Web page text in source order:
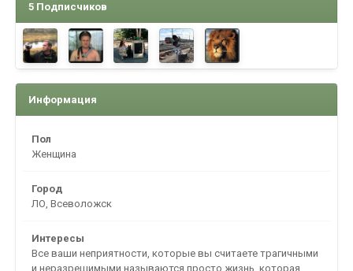
5 Подписчиков
Информация
Пол
Женщина
Город
ЛО, Всеволожск
Интересы
Все ваши неприятности, которые вы считаете трагичными
и неразрешимыми называются просто жизнь, которая